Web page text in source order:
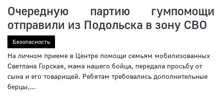
Очередную партию гумпомощи
отправили из Подольска в зону СВО
Безопасность
На личном приеме в Центре помощи семьям мобилизованных
Светлана Горская, мама нашего бойца, передала просьбу от
сына и его товарищей. Ребятам требовались дополнительные
берцы,...